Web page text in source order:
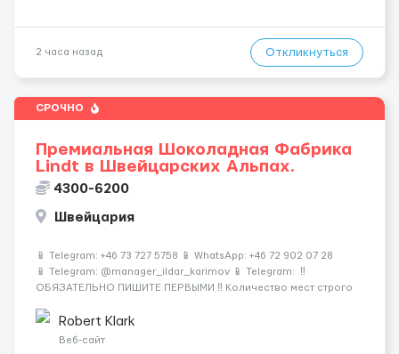
2 часа назад Откликнуться
СРОЧНО
Премиальная Шоколадная Фабрика
Lindt в Швейцарских Альпах.
4300-6200
Швейцария
📱 Telegram: +46 73 727 5758 📱 WhatsApp: +46 72 902 07 28
📱 Telegram: @manager_ildar_karimov 📱 Telegram: ‼️
ОБЯЗАТЕЛЬНО ПИШИТЕ ПЕРВЫМИ ‼️ Количество мест строго
зарплаты 🏔 Швейцария &mdash...
Robert Klark
Веб-сайт